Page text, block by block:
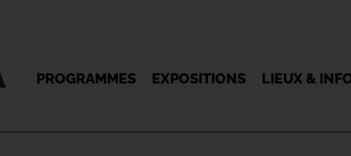
PROGRAMMES EXPOSITIONS LIEUX &